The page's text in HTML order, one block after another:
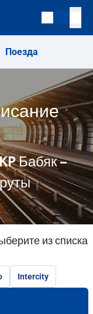
Поезда
Бабяк –
из списка
Intercity